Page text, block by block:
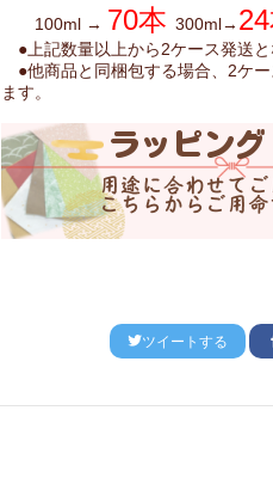
100ml → 70本300ml→
●上記数量以上から2ケース発送と
●他商品と同梱包する場合、2ケ
ます。
ツイートする